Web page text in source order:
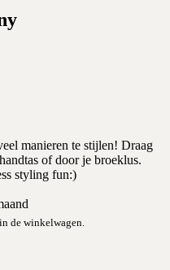
manieren te stijlen! Draag
of door je broeklus.
styling fun:)
de winkelwagen.